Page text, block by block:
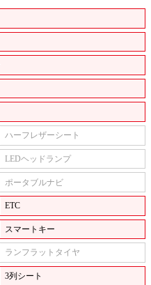
ハーフレザーシート
LEDヘッドランプ
ポータブルナビ
ETC
スマートキー
ランフラットタイヤ
3列シート